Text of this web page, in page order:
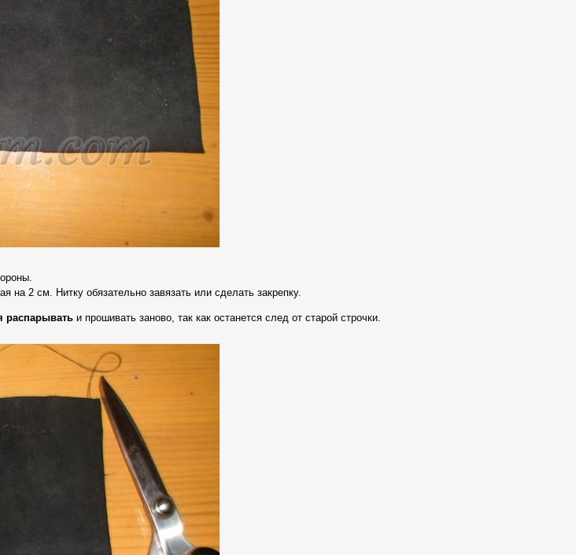
на 2 см. Нитку обязательно завязать или сделать закрепку.
распарывать и прошивать заново, так как останется след от старой строчки.